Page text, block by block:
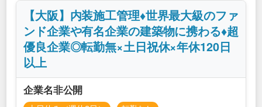
【大阪】内装施工管理♦世界最大級のファ
ンド企業や有名企業の建築物に携わる♦超
優良企業◎転勤無×土日祝休×年休120日
以上
企業名非公開